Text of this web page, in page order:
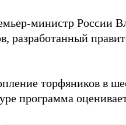
министр России
разработанный
торфяников в
программа